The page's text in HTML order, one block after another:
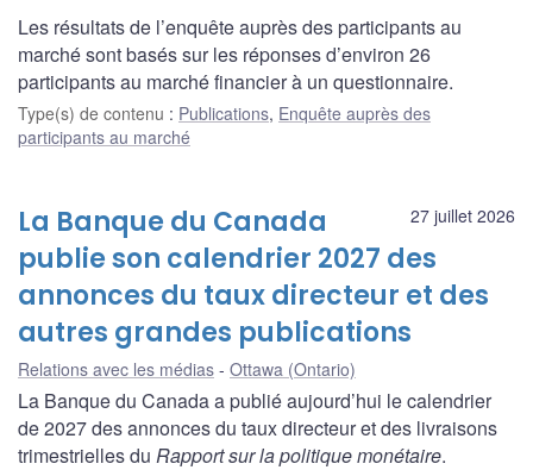
Les résultats de l’enquête auprès des participants au
marché sont basés sur les réponses d’environ 26
participants au marché financier à un questionnaire.
Type(s) de contenu : Publications, Enquête auprès des
participants au marché
27 juillet 2026
La Banque du Canada
publie son calendrier 2027 des
annonces du taux directeur et des
autres grandes publications
Relations avec les médias Ottawa (Ontario)
La Banque du Canada a publié aujourd’hui le calendrier
de 2027 des annonces du taux directeur et des livraisons
trimestrielles du Rapport sur la politique monétaire.